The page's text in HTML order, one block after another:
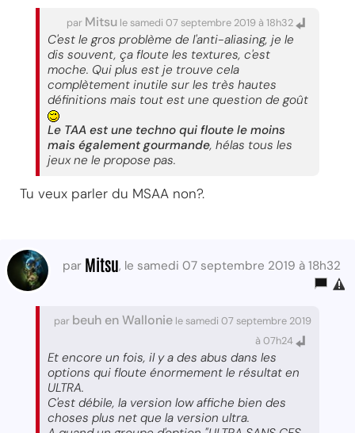
par Mitsu le samedi 07 septembre 2019 à 18h32
C'est le gros problème de l'anti-aliasing, je le
dis souvent, ça floute les textures, c'est
moche. Qui plus est je trouve cela
complètement inutile sur les très hautes
définitions mais tout est une question de goût
Le TAA est une techno qui floute le moins
mais également gourmande, hélas tous les
jeux ne le propose pas.
Tu veux parler du MSAA non?.
par Mitsu, le samedi 07 septembre 2019 à 18h32
par beuh en Wallonie le samedi 07 septembre 2019
à 07h24
Et encore un fois, il y a des abus dans les
options qui floute énormement le résultat en
ULTRA.
C'est débile, la version low affiche bien des
choses plus net que la version ultra.